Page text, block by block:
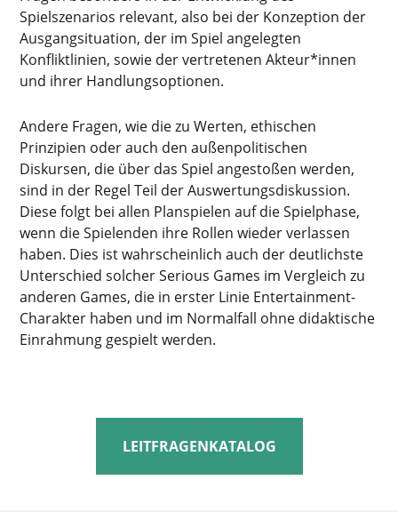
Spielszenarios relevant, also bei der Konzeption der
Ausgangsituation, der im Spiel angelegten
Konfliktlinien, sowie der vertretenen Akteur*innen
und ihrer Handlungsoptionen.
Andere Fragen, wie die zu Werten, ethischen
Prinzipien oder auch den außenpolitischen
Diskursen, die über das Spiel angestoßen werden,
sind in der Regel Teil der Auswertungsdiskussion.
Diese folgt bei allen Planspielen auf die Spielphase,
wenn die Spielenden ihre Rollen wieder verlassen
haben. Dies ist wahrscheinlich auch der deutlichste
Unterschied solcher Serious Games im Vergleich zu
anderen Games, die in erster Linie Entertainment-
Charakter haben und im Normalfall ohne didaktische
Einrahmung gespielt werden.
LEITFRAGENKATALOG